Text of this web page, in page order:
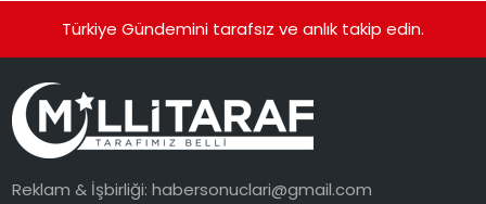
Türkiye Gündemini tarafsız ve anlık takip edin.
Reklam & İşbirliği:habersonuclari@gmail.com